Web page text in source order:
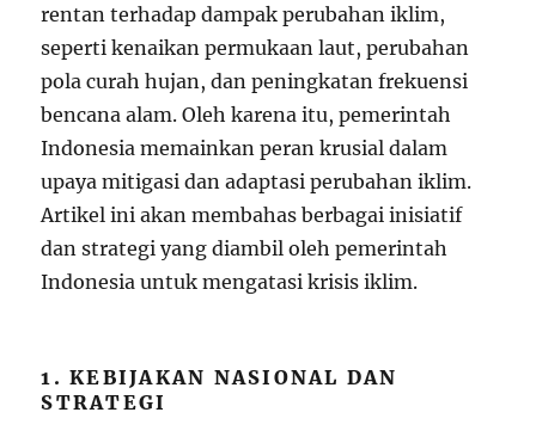
rentan terhadap dampak perubahan iklim,
seperti kenaikan permukaan laut, perubahan
pola curah hujan, dan peningkatan frekuensi
bencana alam. Oleh karena itu, pemerintah
Indonesia memainkan peran krusial dalam
upaya mitigasi dan adaptasi perubahan iklim.
Artikel ini akan membahas berbagai inisiatif
dan strategi yang diambil oleh pemerintah
Indonesia untuk mengatasi krisis iklim.
1. KEBIJAKAN NASIONAL DAN
STRATEGI